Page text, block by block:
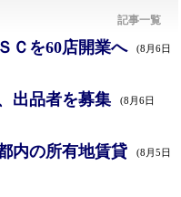
記事一覧
Ｃを60店開業へ (8月6日
出品者を募集 (8月6日
内の所有地賃貸 (8月5日